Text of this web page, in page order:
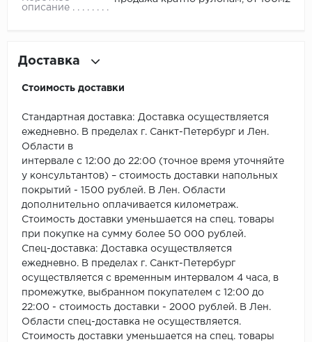
Primavera
SPC
SPC Alta Step
SPC Betta
SPC DEW
SPC Ideal Flooring
SPC Kronostep
описание
Доставка
Стоимость доставки
Стандартная доставка: Доставка осуществляется
ежедневно. В пределах г. Санкт-Петербург и Лен.
Области в
интервале с 12:00 до 22:00 (точное время уточняйте
у консультантов) – стоимость доставки напольных
покрытий - 1500 рублей. В Лен. Области
дополнительно оплачивается километраж.
Стоимость доставки уменьшается на спец. товары
при покупке на сумму более 50 000 рублей.
Спец-доставка: Доставка осуществляется
ежедневно. В пределах г. Санкт-Петербург
осуществляется с временным интервалом 4 часа, в
промежутке, выбранном покупателем с 12:00 до
22:00 - стоимость доставки - 2000 рублей. В Лен.
Области спец-доставка не осуществляется.
Стоимость доставки уменьшается на спец. товары